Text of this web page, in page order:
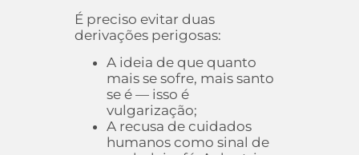
É preciso evitar duas
derivações perigosas:
A ideia de que quanto
mais se sofre, mais santo
se é — isso é
vulgarização;
A recusa de cuidados
humanos como sinal de